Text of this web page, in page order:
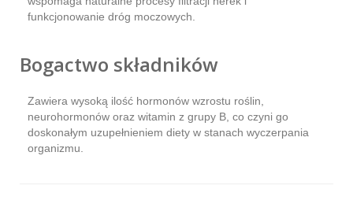
funkcjonowanie dróg moczowych.
Bogactwo składników
Zawiera wysoką ilość hormonów wzrostu roślin,
neurohormonów oraz witamin z grupy B, co czyni go
doskonałym uzupełnieniem diety w stanach wyczerpania
organizmu.